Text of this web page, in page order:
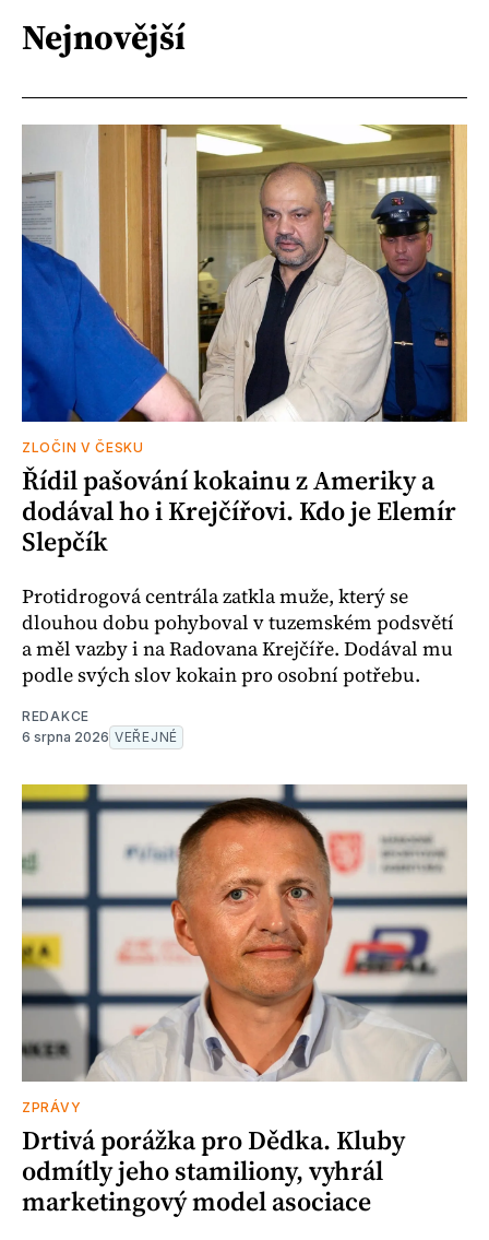
Nejnovější
ZLOČIN V ČESKU
Řídil pašování kokainu z Ameriky a
dodával ho i Krejčířovi. Kdo je Elemír
Slepčík
Protidrogová centrála zatkla muže, který se
dlouhou dobu pohyboval v tuzemském podsvětí
a měl vazby i na Radovana Krejčíře. Dodával mu
podle svých slov kokain pro osobní potřebu.
REDAKCE
6 srpna 2026 VEŘEJNÉ
ZPRÁVY
Drtivá porážka pro Dědka. Kluby
odmítly jeho stamiliony, vyhrál
marketingový model asociace